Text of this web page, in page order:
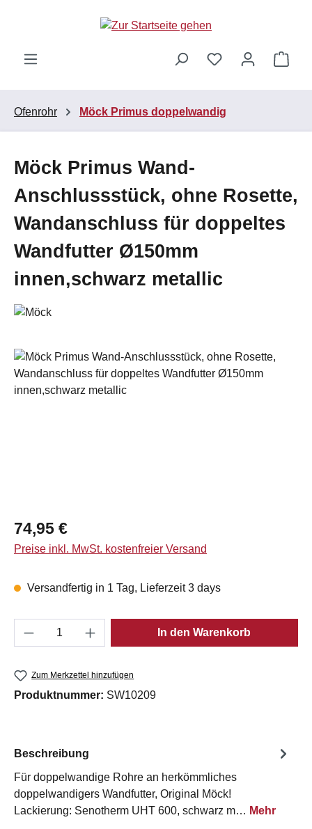
Zum Hauptinhalt springen
Ofenrohr Möck Primus doppelwandig
Möck Primus Wand-
Anschlussstück, ohne Rosette,
Wandanschluss für doppeltes
Wandfutter Ø150mm
innen,schwarz metallic
Bildergalerie überspringen
Regulärer Preis:
74,95 €
Preise inkl. MwSt. kostenfreier Versand
Versandfertig in 1 Tag, Lieferzeit 3 days
Produkt Anzahl: Gib den gewünschten
In den Warenkorb
Zum Merkzettel hinzufügen
Produktnummer: SW10209
Beschreibung
Für doppelwandige Rohre an herkömmliches
doppelwandigers Wandfutter, Original Möck!
Lackierung: Senotherm UHT 600, schwarz m… Mehr